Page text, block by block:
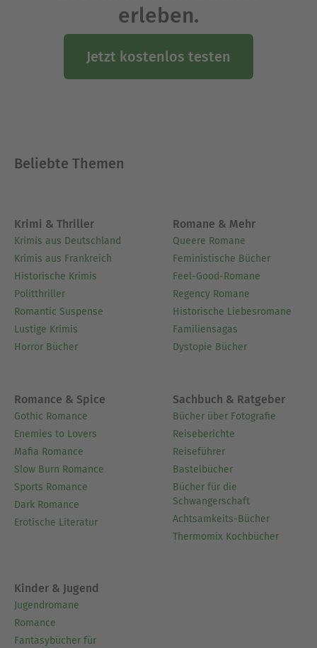
Ausblenden
erleben.
Jetzt kostenlos testen
Beliebte Themen
Krimi & Thriller
Krimis aus Deutschland
Krimis aus Frankreich
Historische Krimis
Politthriller
Romantic Suspense
Lustige Krimis
Horror Bücher
Romane & Mehr
Queere Romane
Feministische Bücher
Feel-Good-Romane
Regency Romane
Historische Liebesromane
Familiensagas
Dystopie Bücher
Romance & Spice
Gothic Romance
Enemies to Lovers
Mafia Romance
Slow Burn Romance
Sports Romance
Dark Romance
Erotische Literatur
Sachbuch & Ratgeber
Bücher über Fotografie
Reiseberichte
Reiseführer
Bastelbücher
Bücher für die
Schwangerschaft
Achtsamkeits-Bücher
Thermomix Kochbücher
Kinder & Jugend
Jugendromane
Romance
Fantasybücher für